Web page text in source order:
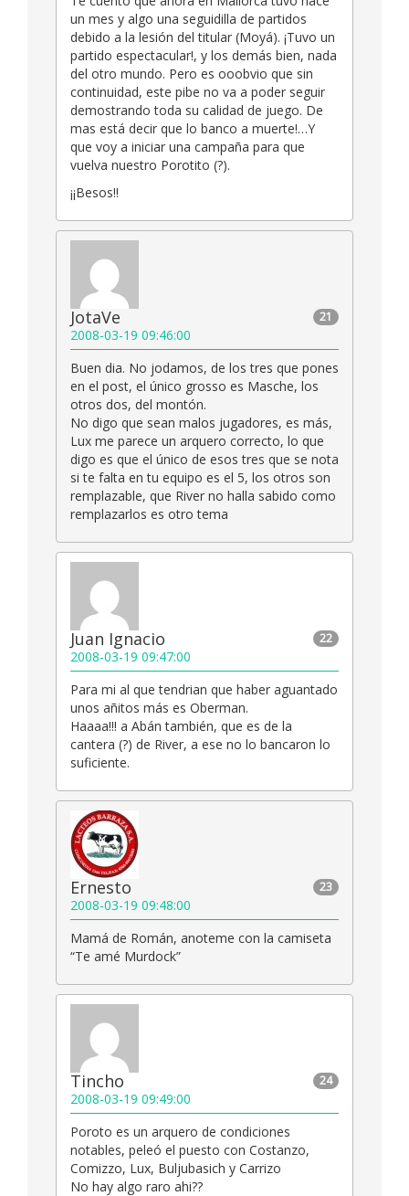
un mes y algo una seguidilla de partidos
debido a la lesión del titular (Moyá). ¡Tuvo un
partido espectacular!, y los demás bien, nada
del otro mundo. Pero es ooobvio que sin
continuidad, este pibe no va a poder seguir
demostrando toda su calidad de juego. De
mas está decir que lo banco a muerte!…Y
que voy a iniciar una campaña para que
vuelva nuestro Porotito (?).
¡¡Besos!!
21
JotaVe
2008-03-19 09:46:00
Buen dia. No jodamos, de los tres que pones
en el post, el único grosso es Masche, los
otros dos, del montón.
No digo que sean malos jugadores, es más,
Lux me parece un arquero correcto, lo que
digo es que el único de esos tres que se nota
si te falta en tu equipo es el 5, los otros son
remplazable, que River no halla sabido como
remplazarlos es otro tema
22
Juan Ignacio
2008-03-19 09:47:00
Para mi al que tendrian que haber aguantado
unos añitos más es Oberman.
Haaaa!!! a Abán también, que es de la
cantera (?) de River, a ese no lo bancaron lo
suficiente.
23
Ernesto
2008-03-19 09:48:00
Mamá de Román, anoteme con la camiseta
“Te amé Murdock”
24
Tincho
2008-03-19 09:49:00
Poroto es un arquero de condiciones
notables, peleó el puesto con Costanzo,
Comizzo, Lux, Buljubasich y Carrizo
No hay algo raro ahi??